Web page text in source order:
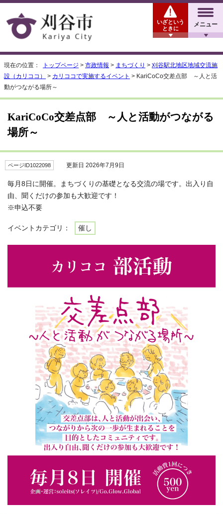
メニュー
いざという
ときに
現在の位置： トップページ > 市政情報 > まちづくり > 刈谷駅北地区地域交流施
設（カリココ）
> カリココで実施するイベント > KariCoCo交差点部 ～人と活
動がつながる場所～
KariCoCo交差点部 ～人と活動がつながる
場所～
ページID1022098 更新日 2026年7月9日
毎月8日に開催。まちづくりの基礎となる交流の場です。出入り自
由、聞くだけの参加も大歓迎です！
※申込不要
イベントカテゴリ： 催し